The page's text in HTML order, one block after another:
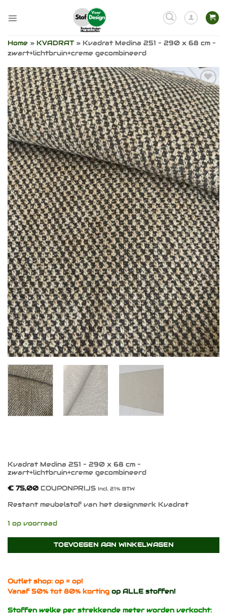
naar
Home » KVADRAT» Kvadrat Medina 251 – 290 x 68 cm –
zwart+lichtbruin+creme gecombineerd
Toevoegen
aan
verlanglijst
Kvadrat Medina 251 – 290 x 68 cm –
zwart+lichtbruin+creme gecombineerd
€ 75,00 COUPONPRIJS Incl. 21% BTW
Restant meubelstof van het designmerk Kvadrat
1 op voorraad
TOEVOEGEN AAN WINKELWAGEN
Outlet shop: op = op!
Vanaf 50% tot 80% korting op ALLE stoffen!
Stoffen welke per strekkende meter worden verkocht: